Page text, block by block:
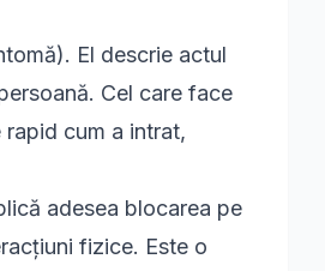
El descrie actul
Cel care face
cum a intrat,
adesea blocarea pe
fizice. Este o